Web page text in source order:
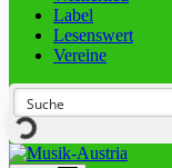
Label
Lesenswert
Vereine